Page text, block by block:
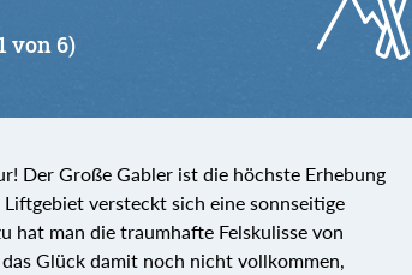
von 6)
Der Große Gabler ist die höchste Erhebung
versteckt sich eine sonnseitige
hat man die traumhafte Felskulisse von
Glück damit noch nicht vollkommen,